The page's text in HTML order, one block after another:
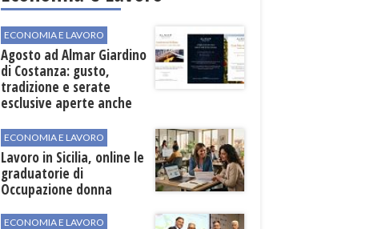
ECONOMIA E LAVORO
Agosto ad Almar Giardino
di Costanza: gusto,
tradizione e serate
esclusive aperte anche
ECONOMIA E LAVORO
Lavoro in Sicilia, online le
graduatorie di
Occupazione donna
ECONOMIA E LAVORO